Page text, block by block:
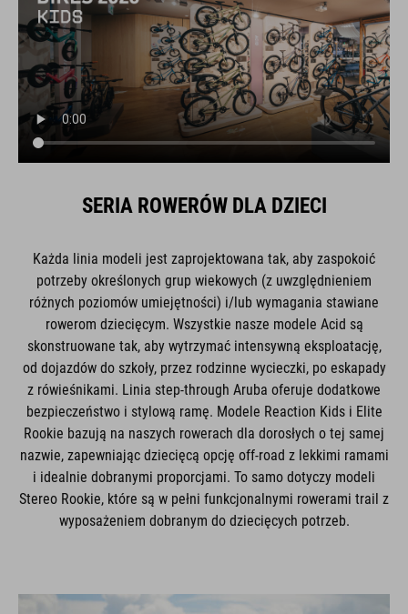
SERIA ROWERÓW DLA DZIECI
Każda linia modeli jest zaprojektowana tak, aby zaspokoić
potrzeby określonych grup wiekowych (z uwzględnieniem
różnych poziomów umiejętności) i/lub wymagania stawiane
rowerom dziecięcym. Wszystkie nasze modele Acid są
skonstruowane tak, aby wytrzymać intensywną eksploatację,
od dojazdów do szkoły, przez rodzinne wycieczki, po eskapady
z rówieśnikami. Linia step-through Aruba oferuje dodatkowe
bezpieczeństwo i stylową ramę. Modele Reaction Kids i Elite
Rookie bazują na naszych rowerach dla dorosłych o tej samej
nazwie, zapewniając dziecięcą opcję off-road z lekkimi ramami
i idealnie dobranymi proporcjami. To samo dotyczy modeli
Stereo Rookie, które są w pełni funkcjonalnymi rowerami trail z
wyposażeniem dobranym do dziecięcych potrzeb.